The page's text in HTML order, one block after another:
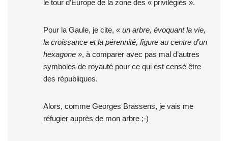
le tour d’Europe de la zone des « privilégiés ».
Pour la Gaule, je cite, « un arbre, évoquant la vie,
la croissance et la pérennité, figure au centre d’un
hexagone », à comparer avec pas mal d’autres
symboles de royauté pour ce qui est censé être
des républiques.
Alors, comme Georges Brassens, je vais me
réfugier auprès de mon arbre ;-)